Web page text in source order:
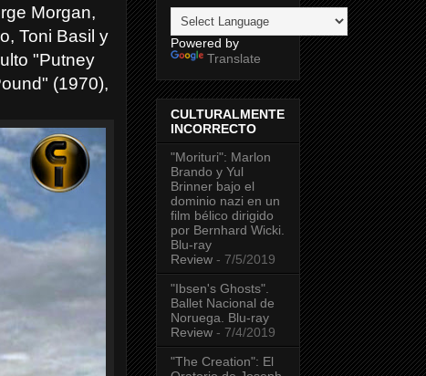
Morgan,
Toni Basil y
"Putney
(1970),
Powered by
Translate
CULTURALMENTE
INCORRECTO
"Morituri": Marlon
Brando y Yul
Brinner bajo el
dominio nazi en un
film bélico dirigido
por Bernhard Wicki.
Blu-ray
Review - 7/5/2019
"Ibsen's Ghosts".
Ballet Nacional de
Noruega. Blu-ray
Review - 7/4/2019
"The Creation": El